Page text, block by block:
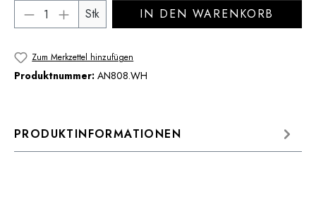
Produkt Anzahl: Gib den gewünschten
Stk IN DEN WARENKORB
Zum Merkzettel hinzufügen
Produktnummer: AN808.WH
PRODUKTINFORMATIONEN